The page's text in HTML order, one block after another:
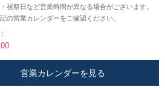
祝祭日など営業時間が異なる場合がございます。
の営業カレンダーをご確認ください。
営業カレンダーを見る